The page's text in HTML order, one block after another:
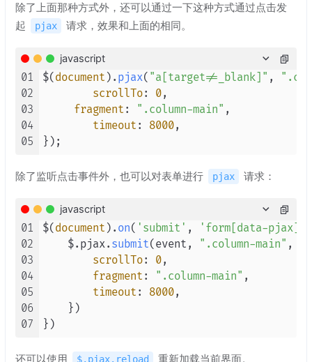
除了上面那种方式外，还可以通过一下这种方式通过点击发
起
pjax 请求，效果和上面的相同。
javascript
01
02
03
04
05
$( document ). pjax( "a[target!=_blank]" ,
scrollTo: 0,
fragment : ".column-main" ,
timeout : 8000,
除了监听点击事件外，也可以对表单进行 pjax 请求：
javascript
01
02
03
04
05
06
07
$( document ). on( 'submit' , 'form[data-pjax]'
    $.pjax.
submit(event, ".column-main" , {
scrollTo: 0,
fragment : ".column-main" ,
timeout : 8000,
    })
还可以使用 $.pjax.reload 重新加载当前界面。